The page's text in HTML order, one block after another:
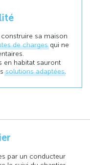
sa maison
de chargesqui ne
en habitat sauront
solutions adaptées.
par un conducteur